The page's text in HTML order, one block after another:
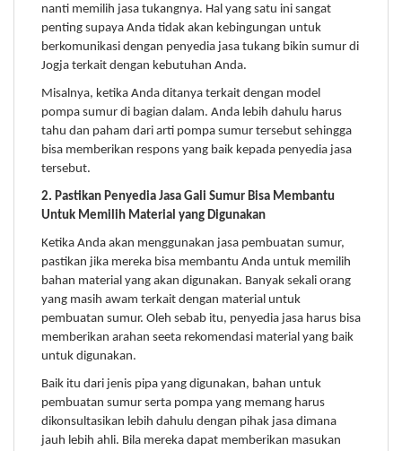
nanti memilih jasa tukangnya. Hal yang satu ini sangat
penting supaya Anda tidak akan kebingungan untuk
berkomunikasi dengan penyedia jasa tukang bikin sumur di
Jogja terkait dengan kebutuhan Anda.
Misalnya, ketika Anda ditanya terkait dengan model
pompa sumur di bagian dalam. Anda lebih dahulu harus
tahu dan paham dari arti pompa sumur tersebut sehingga
bisa memberikan respons yang baik kepada penyedia jasa
tersebut.
2. Pastikan Penyedia Jasa Gali Sumur Bisa Membantu
Untuk Memilih Material yang Digunakan
Ketika Anda akan menggunakan jasa pembuatan sumur,
pastikan jika mereka bisa membantu Anda untuk memilih
bahan material yang akan digunakan. Banyak sekali orang
yang masih awam terkait dengan material untuk
pembuatan sumur. Oleh sebab itu, penyedia jasa harus bisa
memberikan arahan seeta rekomendasi material yang baik
untuk digunakan.
Baik itu dari jenis pipa yang digunakan, bahan untuk
pembuatan sumur serta pompa yang memang harus
dikonsultasikan lebih dahulu dengan pihak jasa dimana
jauh lebih ahli. Bila mereka dapat memberikan masukan